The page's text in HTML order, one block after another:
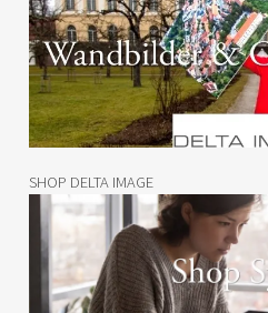
SHOP DELTA IMAGE